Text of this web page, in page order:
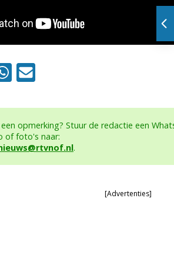
opmerking? Stuur de redactie een
of foto's naar:
.
[Advertenties]